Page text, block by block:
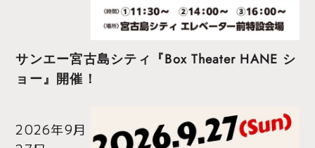
サンエー宮古島シティ『Box Theater HANE シ
ョー』開催！
2026年9月